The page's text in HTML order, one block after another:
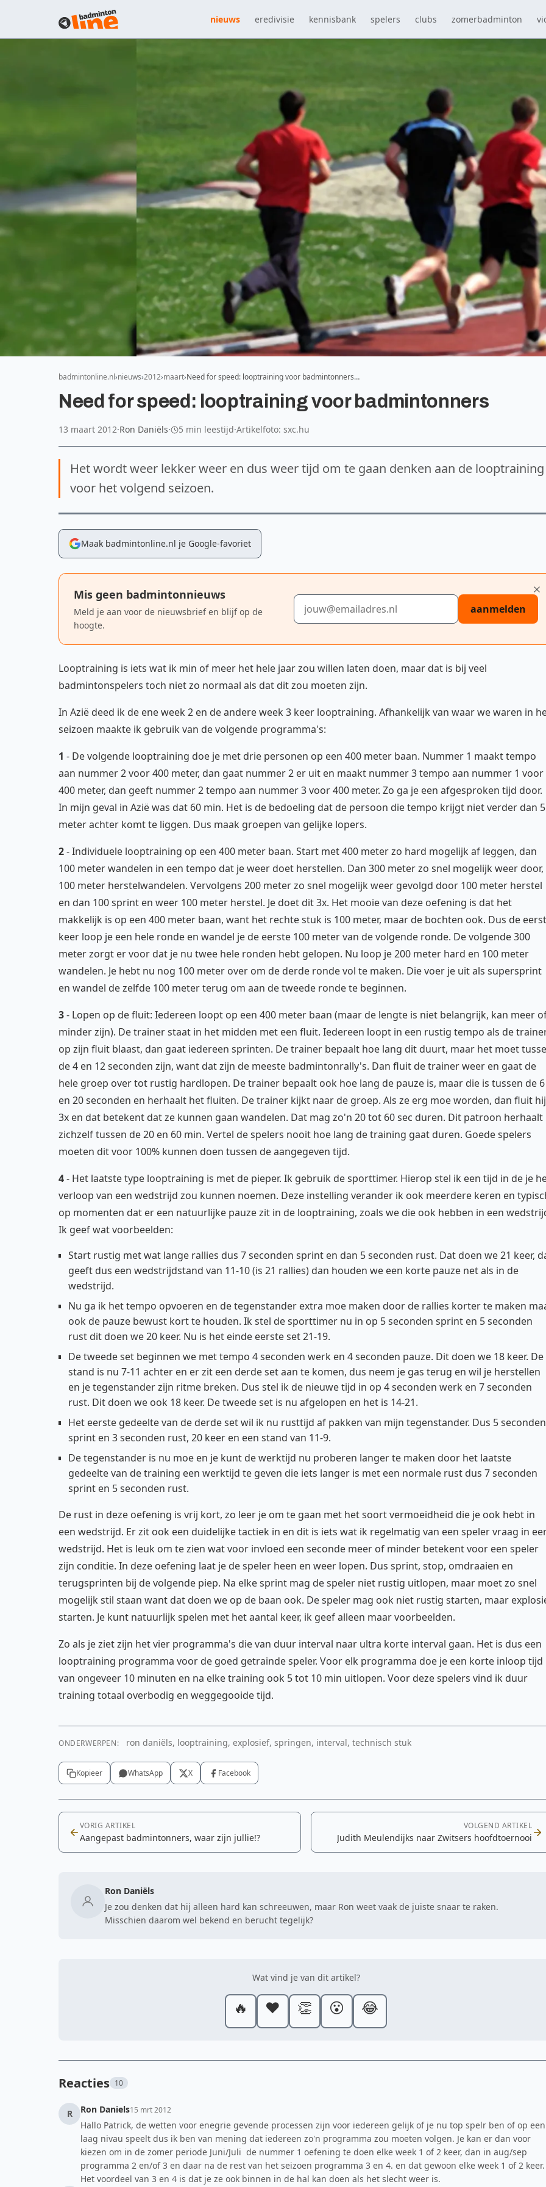
nieuws eredivisie kennisbank spelers clubs zomerbadminton
badmintonline.nl nieuws 2012 maart Need for speed: looptraining voor badmintonners…
Need for speed: looptraining voor badmintonners
13 maart 2012·Ron Daniëls· 5 min leestijd·Artikelfoto: sxc.hu
Het wordt weer lekker weer en dus weer tijd om te gaan denken aan de looptraining
voor het volgend seizoen.
Maak badmintonline.nl je Google-favoriet
Mis geen badmintonnieuws
Meld je aan voor de nieuwsbrief en blijf op de
hoogte.
E-mailadres
aanmelden
Looptraining is iets wat ik min of meer het hele jaar zou willen laten doen, maar dat is bij veel
badmintonspelers toch niet zo normaal als dat dit zou moeten zijn.
In Azië deed ik de ene week 2 en de andere week 3 keer looptraining. Afhankelijk van waar we waren in
seizoen maakte ik gebruik van de volgende programma's:
1 - De volgende looptraining doe je met drie personen op een 400 meter baan. Nummer 1 maakt tempo
aan nummer 2 voor 400 meter, dan gaat nummer 2 er uit en maakt nummer 3 tempo aan nummer 1 voor
400 meter, dan geeft nummer 2 tempo aan nummer 3 voor 400 meter. Zo ga je een afgesproken tijd door.
In mijn geval in Azië was dat 60 min. Het is de bedoeling dat de persoon die tempo krijgt niet verder dan 5
meter achter komt te liggen. Dus maak groepen van gelijke lopers.
2- Individuele looptraining op een 400 meter baan. Start met 400 meter zo hard mogelijk af leggen, dan
100 meter wandelen in een tempo dat je weer doet herstellen. Dan 300 meter zo snel mogelijk weer door,
100 meter herstelwandelen. Vervolgens 200 meter zo snel mogelijk weer gevolgd door 100 meter herstel
en dan 100 sprint en weer 100 meter herstel. Je doet dit 3x. Het mooie van deze oefening is dat het
makkelijk is op een 400 meter baan, want het rechte stuk is 100 meter, maar de bochten ook. Dus de
keer loop je een hele ronde en wandel je de eerste 100 meter van de volgende ronde. De volgende 300
meter zorgt er voor dat je nu twee hele ronden hebt gelopen. Nu loop je 200 meter hard en 100 meter
wandelen. Je hebt nu nog 100 meter over om de derde ronde vol te maken. Die voer je uit als supersprint
en wandel de zelfde 100 meter terug om aan de tweede ronde te beginnen.
3- Lopen op de fluit: Iedereen loopt op een 400 meter baan (maar de lengte is niet belangrijk, kan meer
minder zijn). De trainer staat in het midden met een fluit. Iedereen loopt in een rustig tempo als de
op zijn fluit blaast, dan gaat iedereen sprinten. De trainer bepaalt hoe lang dit duurt, maar het moet
de 4 en 12 seconden zijn, want dat zijn de meeste badmintonrally's. Dan fluit de trainer weer en gaat de
hele groep over tot rustig hardlopen. De trainer bepaalt ook hoe lang de pauze is, maar die is tussen de 6
en 20 seconden en herhaalt het fluiten. De trainer kijkt naar de groep. Als ze erg moe worden, dan fluit hij
3x en dat betekent dat ze kunnen gaan wandelen. Dat mag zo'n 20 tot 60 sec duren. Dit patroon herhaalt
zichzelf tussen de 20 en 60 min. Vertel de spelers nooit hoe lang de training gaat duren. Goede spelers
moeten dit voor 100% kunnen doen tussen de aangegeven tijd.
4- Het laatste type looptraining is met de pieper. Ik gebruik de sporttimer. Hierop stel ik een tijd in de je
verloop van een wedstrijd zou kunnen noemen. Deze instelling verander ik ook meerdere keren en
op momenten dat er een natuurlijke pauze zit in de looptraining, zoals we die ook hebben in een
Ik geef wat voorbeelden:
Start rustig met wat lange rallies dus 7 seconden sprint en dan 5 seconden rust. Dat doen we 21 keer,
geeft dus een wedstrijdstand van 11-10 (is 21 rallies) dan houden we een korte pauze net als in de
wedstrijd.
Nu ga ik het tempo opvoeren en de tegenstander extra moe maken door de rallies korter te maken
ook de pauze bewust kort te houden. Ik stel de sporttimer nu in op 5 seconden sprint en 5 seconden
rust dit doen we 20 keer. Nu is het einde eerste set 21-19.
De tweede set beginnen we met tempo 4 seconden werk en 4 seconden pauze. Dit doen we 18 keer. De
stand is nu 7-11 achter en er zit een derde set aan te komen, dus neem je gas terug en wil je herstellen
en je tegenstander zijn ritme breken. Dus stel ik de nieuwe tijd in op 4 seconden werk en 7 seconden
rust. Dit doen we ook 18 keer. De tweede set is nu afgelopen en het is 14-21.
Het eerste gedeelte van de derde set wil ik nu rusttijd af pakken van mijn tegenstander. Dus 5 seconden
sprint en 3 seconden rust, 20 keer en een stand van 11-9.
De tegenstander is nu moe en je kunt de werktijd nu proberen langer te maken door het laatste
gedeelte van de training een werktijd te geven die iets langer is met een normale rust dus 7 seconden
sprint en 5 seconden rust.
De rust in deze oefening is vrij kort, zo leer je om te gaan met het soort vermoeidheid die je ook hebt in
een wedstrijd. Er zit ook een duidelijke tactiek in en dit is iets wat ik regelmatig van een speler vraag in
wedstrijd. Het is leuk om te zien wat voor invloed een seconde meer of minder betekent voor een speler
zijn conditie. In deze oefening laat je de speler heen en weer lopen. Dus sprint, stop, omdraaien en
terugsprinten bij de volgende piep. Na elke sprint mag de speler niet rustig uitlopen, maar moet zo snel
mogelijk stil staan want dat doen we op de baan ook. De speler mag ook niet rustig starten, maar
starten. Je kunt natuurlijk spelen met het aantal keer, ik geef alleen maar voorbeelden.
Zo als je ziet zijn het vier programma's die van duur interval naar ultra korte interval gaan. Het is dus een
looptraining programma voor de goed getrainde speler. Voor elk programma doe je een korte inloop tijd
van ongeveer 10 minuten en na elke training ook 5 tot 10 min uitlopen. Voor deze spelers vind ik duur
training totaal overbodig en weggegooide tijd.
ONDERWERPEN: ron daniëls, looptraining, explosief, springen, interval, technisch stuk
Kopieer WhatsApp X Facebook
VORIG ARTIKEL
Aangepast badmintonners, waar zijn jullie!?
VOLGEND ARTIKEL
Judith Meulendijks naar Zwitsers hoofdtoernooi
Ron Daniëls
Je zou denken dat hij alleen hard kan schreeuwen, maar Ron weet vaak de juiste snaar te raken.
Misschien daarom wel bekend en berucht tegelijk?
Wat vind je van dit artikel?
🔥 ❤️ 👏 😮 😂
Reacties 10
R Ron Daniels15 mrt 2012
Hallo Patrick, de wetten voor enegrie gevende processen zijn voor iedereen gelijk of je nu top spelr ben of op een
laag nivau speelt dus ik ben van mening dat iedereen zo'n programma zou moeten volgen. Je kan er dan voor
kiezen om in de zomer periode Juni/Juli de nummer 1 oefening te doen elke week 1 of 2 keer, dan in aug/sep
programma 2 en/of 3 en daar na de rest van het seizoen programma 3 en 4. en dat gewoon elke week 1 of 2 keer.
Het voordeel van 3 en 4 is dat je ze ook binnen in de hal kan doen als het slecht weer is.